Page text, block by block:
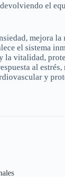
el
mejora
el sistema
la vitalidad,
al
y